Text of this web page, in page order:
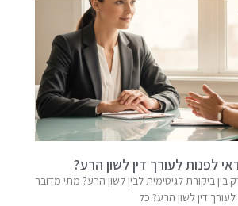
לפנות לעורך דין לשון הרע?
בין ביקורת לגיטימית לבין לשון הרע? מתי מדובר
דין לשון הרע? כל